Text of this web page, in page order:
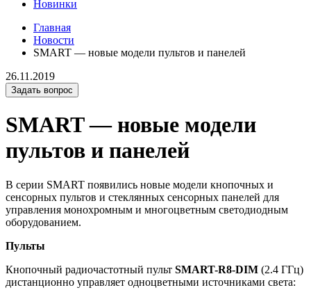
Новинки
Главная
Новости
SMART — новые модели пультов и панелей
26.11.2019
Задать вопрос
SMART — новые модели
пультов и панелей
В серии SMART появились новые модели кнопочных и
сенсорных пультов и стеклянных сенсорных панелей для
управления монохромным и многоцветным светодиодным
оборудованием.
Пульты
Кнопочный радиочастотный пульт SMART-R8-DIM (2.4 ГГц)
дистанционно управляет одноцветными источниками света: